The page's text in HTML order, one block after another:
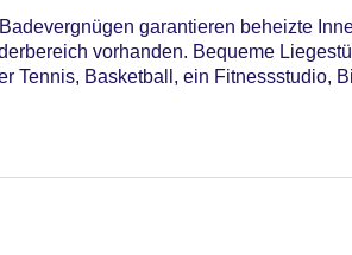
garantieren beheizte
vorhanden. Bequeme
Tennis, Basketball, ein Fitnessstudio,